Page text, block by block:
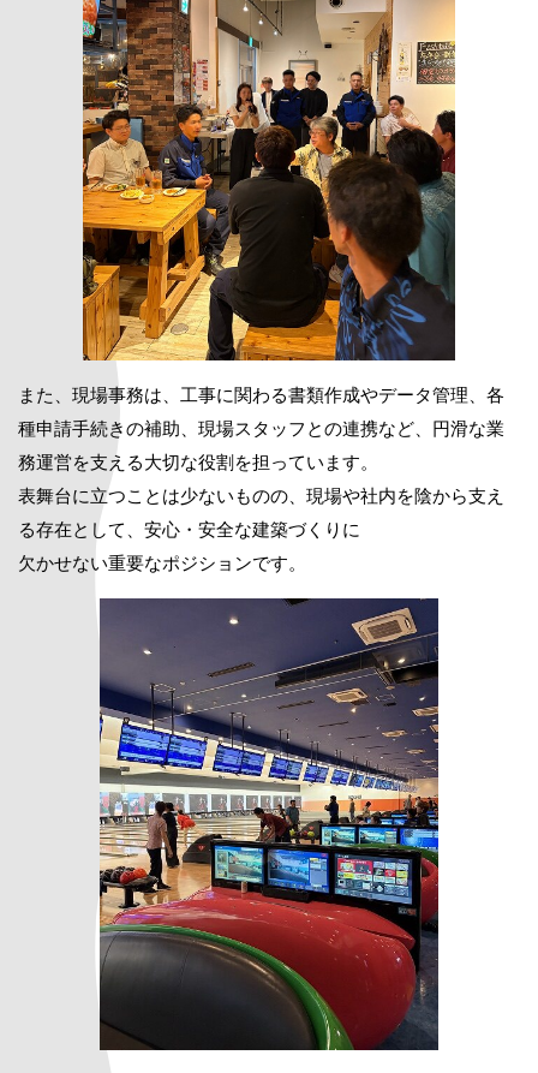
また、現場事務は、工事に関わる書類作成やデータ管理、各
種申請手続きの補助、現場スタッフとの連携など、円滑な業
務運営を支える大切な役割を担っています。
表舞台に立つことは少ないものの、現場や社内を陰から支え
る存在として、安心・安全な建築づくりに
欠かせない重要なポジションです。